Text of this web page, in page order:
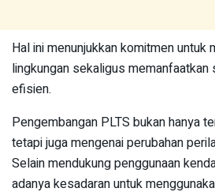
Hal ini menunjukkan komitmen untuk
lingkungan sekaligus
efisien.
Pengembangan PLTS bukan hanya
tetapi juga mengenai perubahan
Selain mendukung penggunaan
adanya kesadaran untuk